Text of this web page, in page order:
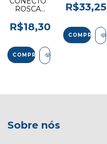
ROSCA
604
R$18,30
COMPRAR
707-4
MACHO
R$33,25
COMPRAR
Sobre nós